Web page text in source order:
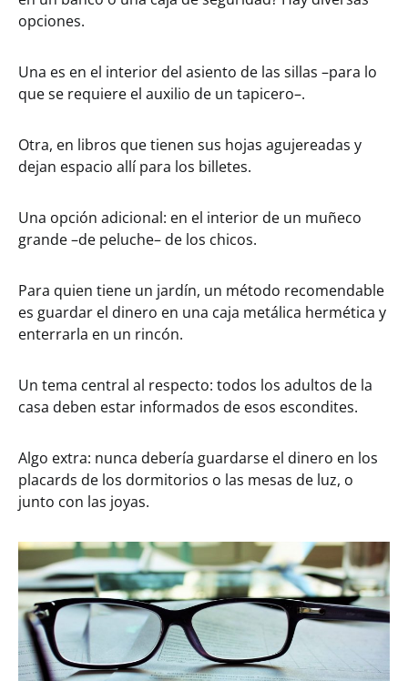
opciones.
Una es en el interior del asiento de las sillas –para lo
que se requiere el auxilio de un tapicero–.
Otra, en libros que tienen sus hojas agujereadas y
dejan espacio allí para los billetes.
Una opción adicional: en el interior de un muñeco
grande –de peluche– de los chicos.
Para quien tiene un jardín, un método recomendable
es guardar el dinero en una caja metálica hermética y
enterrarla en un rincón.
Un tema central al respecto: todos los adultos de la
casa deben estar informados de esos escondites.
Algo extra: nunca debería guardarse el dinero en los
placards de los dormitorios o las mesas de luz, o
junto con las joyas.